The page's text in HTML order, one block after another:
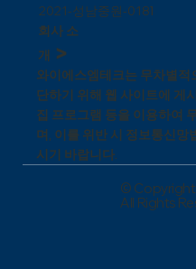
와이에스엠테크는 무차별
단하기 위해 웹 사이트에 게
집 프로그램 등을 이용하여
며, 이를 위반 시 정보통신
시기 바랍니다.
2021-성남중원-0181
회사 소
개 >
© Copyright
All Rights